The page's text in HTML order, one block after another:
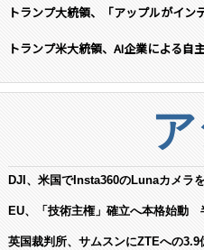
トランプ大統領、「アップルがイ
トランプ米大統領、AI企業による自
DJI、米国でInsta360のLunaカメラ
EU、「技術主権」確立へ本格始動
英国裁判所、サムスンにZTEへの